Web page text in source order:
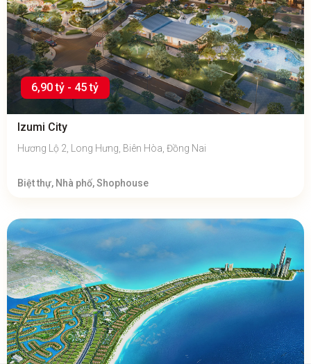
6,90 tỷ - 45 tỷ
Izumi City
Hương Lộ 2, Long Hưng, Biên Hòa, Đồng Nai
Biệt thự, Nhà phố, Shophouse